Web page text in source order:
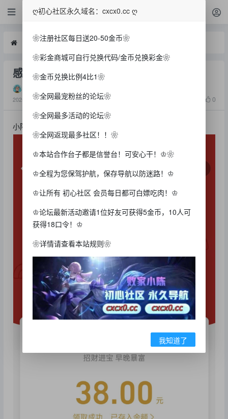
聊天
聊天 感谢我陈哥的红包
感谢我陈哥的红包
2025-7-29 1383 0
小陈台给力
ღ初心社区永久域名：cxcx0.cc ღ
❀注册社区每日送20-50金币❀
❀彩金商城可自行兑换代码/金币兑换彩金❀
❀金币兑换比例4比1❀
❀全网最宠粉丝的论坛❀
❀全网最多活动的论坛❀
❀全网返现最多社区！！❀
♔本站合作台子都是信誉台！可安心干！♔❀
♔全程为您保驾护航，保存导航以防迷路！♔
♔让所有 初心社区 会员每日都可白嫖吃肉！♔
♔论坛最新活动邀请1位好友可获得5金币，10人可
获得18口令！♔
❀详情请查看本站规则❀
我知道了